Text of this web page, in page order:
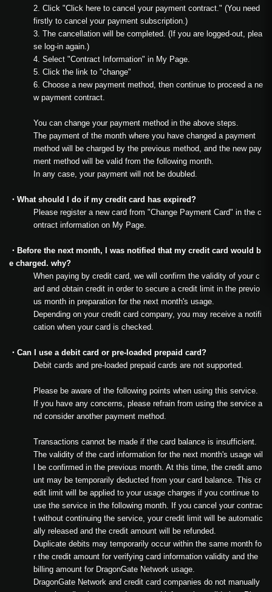
2. Click "Click here to cancel your payment contract." (You need
firstly to cancel your payment subscription.)
3. The cancellation will be completed. (If you are logged-out, plea
se log-in again.)
4. Select "Contract Information" in My Page.
5. Click the link to "change"
6. Choose a new payment method, then continue to proceed a ne
w payment contract.
You can change your payment method in the above steps.
The payment of the month where you have changed a payment
method will be charged by the previous method, and the new pay
ment method will be valid from the following month.
In any case, your payment will not be doubled.
・What should I do if my credit card has expired?
Please register a new card from "Change Payment Card" in the c
ontract information on My Page.
・Before the next month, I was notified that my credit card would b
e charged. why?
When paying by credit card, we will confirm the validity of your c
ard and obtain credit in order to secure a credit limit in the previo
us month in preparation for the next month's usage.
Depending on your credit card company, you may receive a notifi
cation when your card is checked.
・Can I use a debit card or pre-loaded prepaid card?
Debit cards and pre-loaded prepaid cards are not supported.
Please be aware of the following points when using this service.
If you have any concerns, please refrain from using the service a
nd consider another payment method.
Transactions cannot be made if the card balance is insufficient.
The validity of the card information for the next month's usage wil
l be confirmed in the previous month. At this time, the credit amo
unt may be temporarily deducted from your card balance. This cr
edit limit will be applied to your usage charges if you continue to
use the service in the following month. If you cancel your contrac
t without continuing the service, your credit limit will be automatic
ally released and the credit amount will be refunded.
Duplicate debits may temporarily occur within the same month fo
r the credit amount for verifying card information validity and the
billing amount for DragonGate Network usage.
DragonGate Network and credit card companies do not manually